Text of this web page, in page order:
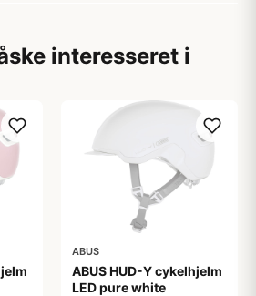
interesseret i
ABUS
ABUS HUD-Y cykelhjelm
LED pure white